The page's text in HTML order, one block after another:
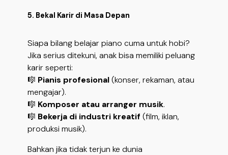
5. Bekal Karir di Masa Depan
Siapa bilang belajar piano cuma untuk hobi?
Jika serius ditekuni, anak bisa memiliki peluang
karir seperti:
🎼 Pianis profesional(konser, rekaman, atau
mengajar).
🎼 Komposer atau arranger musik.
🎼 Bekerja di industri kreatif (film, iklan,
produksi musik).
Bahkan jika tidak terjun ke dunia